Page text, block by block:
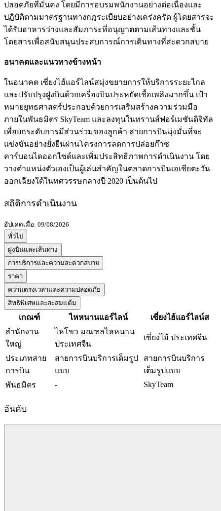
ปลอดภัยที่มั่นคง โดยมีการอบรมพนักงานอย่างต่อเนื่องและ
ปฏิบัติตามมาตรฐานทางกฎระเบียบอย่างเคร่งครัด ผู้โดยสารจะ
ได้รับอาหารว่างและสัมภาระที่อนุญาตตามเส้นทางและชั้น
โดยสารเพื่อสนับสนุนประสบการณ์การเดินทางที่สะดวกสบาย
อนาคตและแนวทางข้างหน้า
ในอนาคต เซี่ยงไฮ้แอร์ไลน์สมุ่งขยายการให้บริการระยะไกล
และปรับปรุงฝูงบินด้วยเครื่องบินประหยัดเชื้อเพลิงมากขึ้น เป้า
หมายยุทธศาสตร์ประกอบด้วยการเสริมสร้างความร่วมมือ
ภายในพันธมิตร SkyTeam และลงทุนในทรานส์ฟอร์เมชันดิจิทัล
เพื่อยกระดับการมีส่วนร่วมของลูกค้า สายการบินมุ่งมั่นที่จะ
แข่งขันอย่างยั่งยืนผ่านโครงการลดการปล่อยก๊าซ
คาร์บอนไดออกไซด์และเพิ่มประสิทธิภาพการดำเนินงาน โดย
วางตำแหน่งตัวเองเป็นผู้เล่นสำคัญในตลาดการบินเอเชียตะวัน
ออกเฉียงใต้ในทศวรรษกลางปี 2020 เป็นต้นไป
สถิติการดำเนินงาน
อัปเดตเมื่อ: 09/08/2026
ทั่วไป
ฝูงบินและเส้นทาง
การบริการและความสะดวกสบาย
ราคา
ความตรงเวลาและความปลอดภัย
สิทธิพิเศษและสะสมแต้ม
เกณฑ์ ไหหนานแอร์ไลน์
เซี่ยงไฮ้แอร์ไลน์ส
สำนักงาน
ใหญ่
ไหโขว มณฑลไหหนาน
ประเทศจีน
เซี่ยงไฮ้ ประเทศจีน
ประเภทสาย
การบิน
สายการบินบริการเต็มรูป
แบบ
สายการบินบริการ
เต็มรูปแบบ
พันธมิตร
- SkyTeam
อันดับ